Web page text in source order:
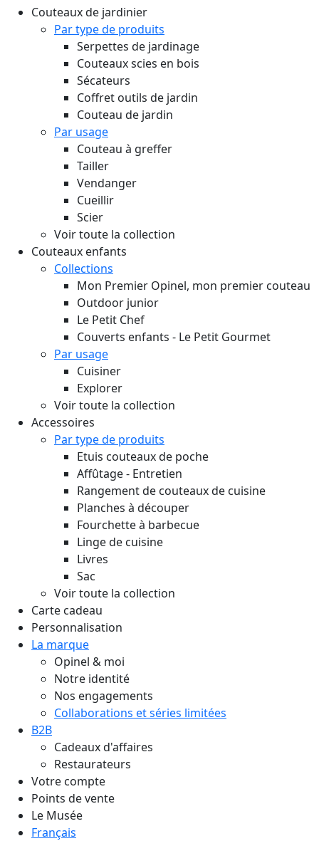
Couteaux de jardinier
Par type de produits
Serpettes de jardinage
Couteaux scies en bois
Sécateurs
Coffret outils de jardin
Couteau de jardin
Par usage
Couteau à greffer
Tailler
Vendanger
Cueillir
Scier
Voir toute la collection
Couteaux enfants
Collections
Mon Premier Opinel, mon premier couteau
Outdoor junior
Le Petit Chef
Couverts enfants - Le Petit Gourmet
Par usage
Cuisiner
Explorer
Voir toute la collection
Accessoires
Par type de produits
Etuis couteaux de poche
Affûtage - Entretien
Rangement de couteaux de cuisine
Planches à découper
Fourchette à barbecue
Linge de cuisine
Livres
Sac
Voir toute la collection
Carte cadeau
Personnalisation
La marque
Opinel & moi
Notre identité
Nos engagements
Collaborations et séries limitées
B2B
Cadeaux d'affaires
Restaurateurs
Votre compte
Points de vente
Le Musée
Français